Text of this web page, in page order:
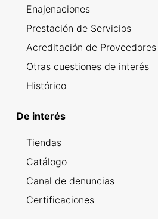
Enajenaciones
Prestación de Servicios
Acreditación de Proveedores
Otras cuestiones de interés
Histórico
De interés
Tiendas
Catálogo
Canal de denuncias
Certificaciones